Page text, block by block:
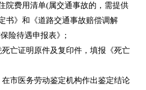
院费用清单(属交通事故的，需提供
书》和《道路交通事故赔偿调解
险待遇申报表》;
亡证明原件及复印件，填报《死亡
市医务劳动鉴定机构作出鉴定结论